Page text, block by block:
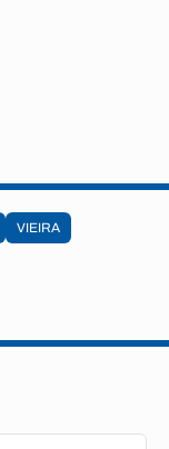
VIEIRA